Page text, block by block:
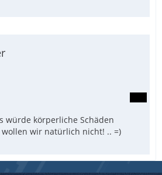
würde körperliche Schäden
wir natürlich nicht! .. =)